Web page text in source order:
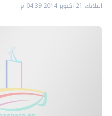
الثلاثاء، 21 اكتوبر 2014 04:39 م